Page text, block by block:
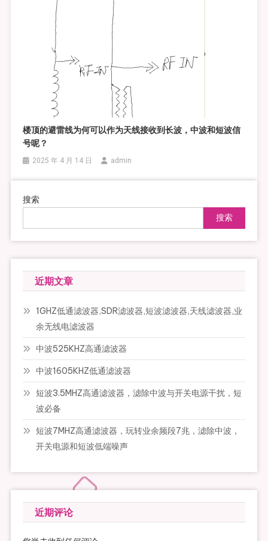
楼顶的避雷线为何可以作为天线接收到长波，中波和短波信
号呢？
2025 年 4 月 14 日 admin
搜索
搜索
近期文章
1GHZ低通滤波器,SDR滤波器,短波滤波器,天线滤波器,业
余无线电滤波器
中波525KHZ高通滤波器
中波1605KHZ低通滤波器
短波3.5MHZ高通滤波器，滤除中波与开关电源干扰，短
波必备
短波7MHZ高通滤波器，玩转业余频段7兆，滤除中波，
开关电源和短波低端噪声
近期评论